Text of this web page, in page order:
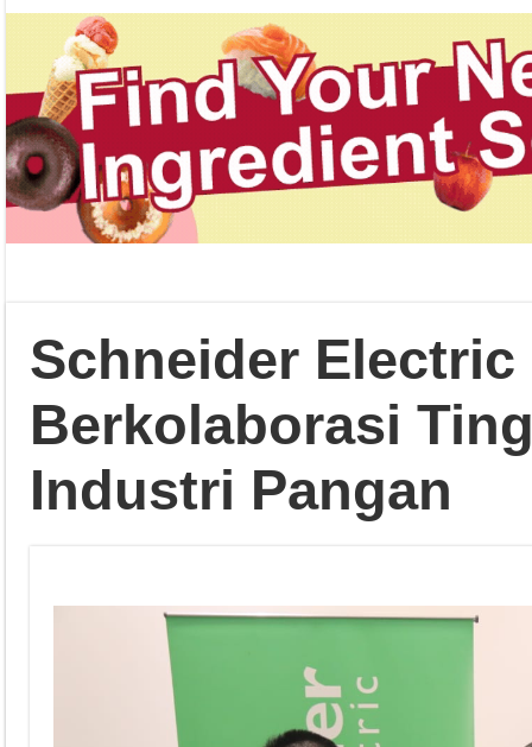
Schneider Electric
Berkolaborasi
Industri Pangan